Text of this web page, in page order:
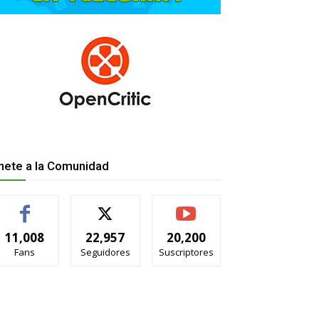
a la Comunidad
11,008
Fans
22,957
Seguidores
20,200
Suscriptores